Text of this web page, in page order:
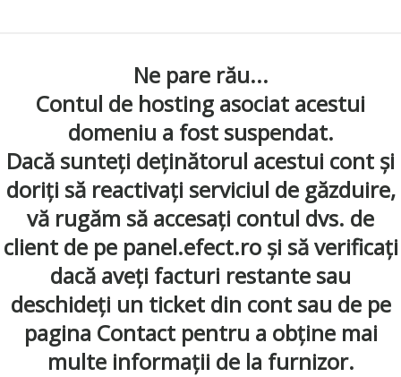
Ne pare rău...
Contul de hosting asociat acestui
domeniu a fost suspendat.
Dacă sunteți deținătorul acestui cont și
doriți să reactivați serviciul de găzduire,
vă rugăm să accesați contul dvs. de
client de pe panel.efect.ro și să verificați
dacă aveți facturi restante sau
deschideți un ticket din cont sau de pe
pagina Contact pentru a obține mai
multe informații de la furnizor.